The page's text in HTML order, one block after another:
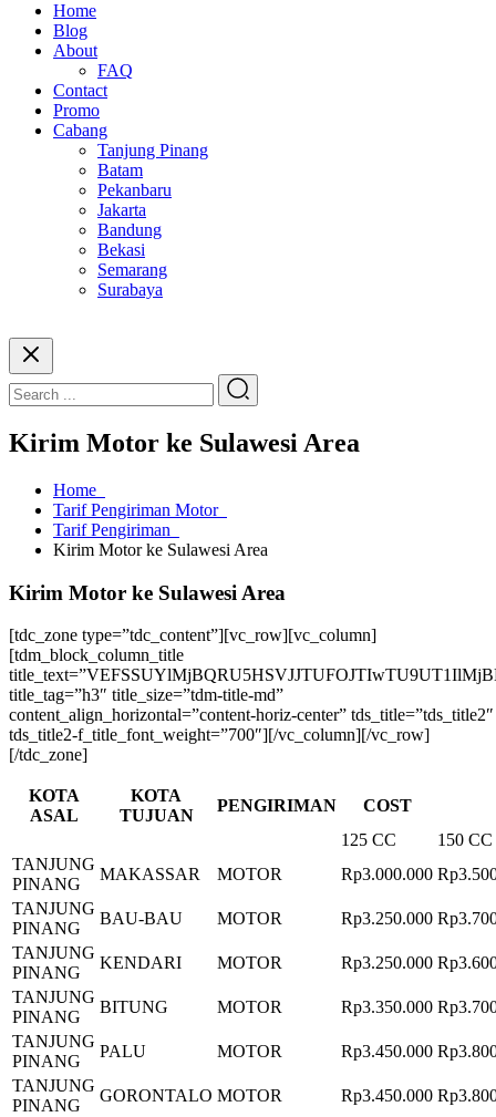
Home
Blog
About
FAQ
Contact
Promo
Cabang
Tanjung Pinang
Batam
Pekanbaru
Jakarta
Bandung
Bekasi
Semarang
Surabaya
Kirim Motor ke Sulawesi Area
Home
Tarif Pengiriman Motor
Tarif Pengiriman
Kirim Motor ke Sulawesi Area
Kirim Motor ke Sulawesi Area
[tdc_zone type=”tdc_content”][vc_row][vc_column]
[tdm_block_column_title
title_tag=”h3″ title_size=”tdm-title-md”
content_align_horizontal=”content-horiz-center” tds_title=”tds_title2″
tds_title2-f_title_font_weight=”700″][/vc_column][/vc_row]
[/tdc_zone]
KOTA
ASAL
KOTA
TUJUAN
PENGIRIMAN
COST
125 CC
150 CC
TANJUNG
PINANG
MAKASSAR MOTOR Rp3.000.000
TANJUNG
PINANG
BAU-BAU MOTOR Rp3.250.000
TANJUNG
PINANG
KENDARI MOTOR Rp3.250.000
TANJUNG
PINANG
BITUNG MOTOR Rp3.350.000
TANJUNG
PINANG
PALU MOTOR Rp3.450.000
TANJUNG
PINANG
GORONTALO MOTOR Rp3.450.000